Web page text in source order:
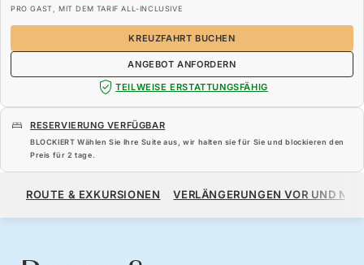
PRO GAST, MIT DEM TARIF ALL-INCLUSIVE
KREUZFAHRT BUCHEN
ANGEBOT ANFORDERN
TEILWEISE ERSTATTUNGSFÄHIG
RESERVIERUNG VERFÜGBAR
BLOCKIERT Wählen Sie Ihre Suite aus, wir halten sie für Sie und blockieren den
Preis für 2 tage.
6.420 $
ROUTE & EXKURSIONEN VERLÄNGERUNGEN VOR UND